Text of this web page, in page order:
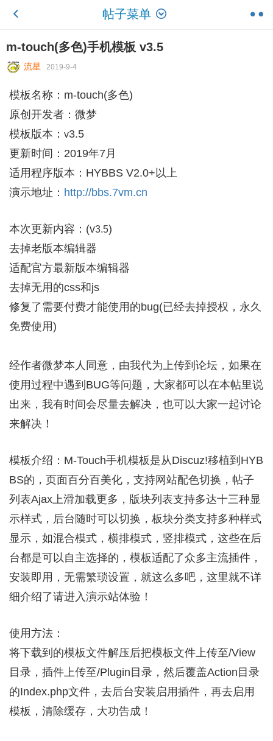
帖子菜单
m-touch(多色)手机模板 v3.5
流星 2019-9-4
模板名称：m-touch(多色)
原创开发者：微梦
模板版本： v3.5
更新时间：2019年7月
适用程序版本：HYBBS V2.0+以上
演示地址： http://bbs.7vm.cn
本次更新内容：(v3.5)
去掉老版本编辑器
适配官方最新版本编辑器
去掉无用的css和js
修复了需要付费才能使用的bug(已经去掉授权，永久
免费使用)
经作者微梦本人同意，由我代为上传到论坛，如果在
使用过程中遇到BUG等问题，大家都可以在本帖里说
出来，我有时间会尽量去解决，也可以大家一起讨论
来解决！
模板介绍：M-Touch手机模板是从Discuz!移植到HYB
BS的，页面百分百美化，支持网站配色切换，帖子
列表Ajax上滑加载更多，版块列表支持多达十三种显
示样式，后台随时可以切换，板块分类支持多种样式
显示，如混合模式，横排模式，竖排模式，这些在后
台都是可以自主选择的，模板适配了众多主流插件，
安装即用，无需繁琐设置，就这么多吧，这里就不详
细介绍了请进入演示站体验！
使用方法：
将下载到的模板文件解压后把模板文件上传至/View
目录，插件上传至/Plugin目录，然后覆盖Action目录
的Index.php文件，去后台安装启用插件，再去启用
模板，清除缓存，大功告成！